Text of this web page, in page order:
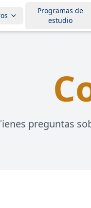
Programas de
estudio
preguntas